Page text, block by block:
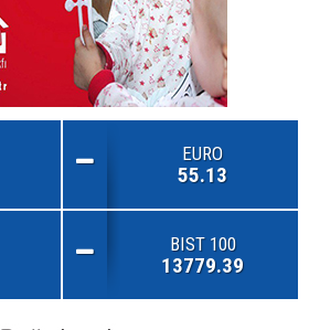
EURO
55.13
BIST 100
13779.39